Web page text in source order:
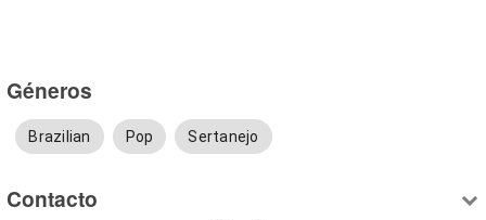
Géneros
Brazilian Pop Sertanejo
Contacto